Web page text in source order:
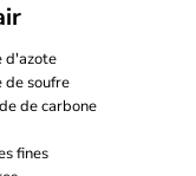
d'azote
de soufre
de carbone
fines